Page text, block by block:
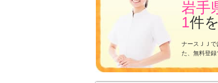
岩手
1件
ナースＪＪ
た、無料登